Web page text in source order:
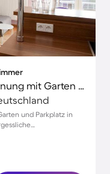
Kinderfreundliche Ferienwohnung mit Garten und Terrasse | Haustiere sind willkommen
und Parkplatz in